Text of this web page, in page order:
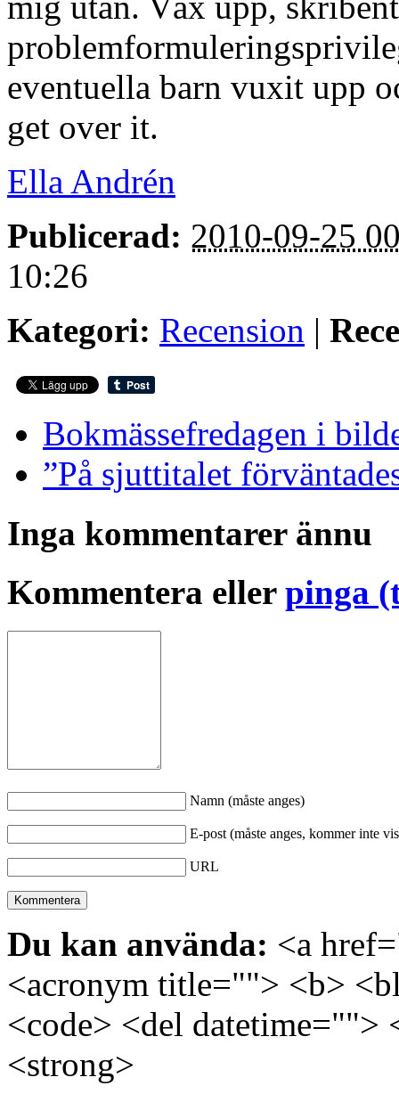
eventuella barn vuxit upp
get over it.
Ella Andrén
Publicerad: 2010-09-25
10:26
Kategori: Recension |
Bokmässefredagen i
”På sjuttitalet
Inga kommentarer ännu
Kommentera eller pinga
Namn (måste anges)
E-post (måste anges, kommer inte
URL
Du kan använda: <a
<acronym title=""> <b>
<code> <del
<strong>